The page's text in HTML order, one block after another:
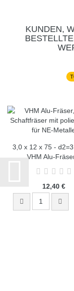
KUNDEN,
3,0 x 12 x 75 -
VHM Alu-
12,40 €